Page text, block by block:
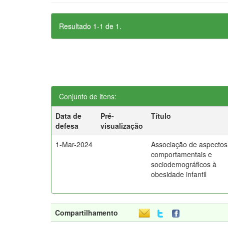
Resultado 1-1 de 1.
Conjunto de itens:
Data de
defesa
Pré-
visualização
Título
1-Mar-2024
Associação de aspectos
comportamentais e
sociodemográficos à
obesidade infantil
Compartilhamento